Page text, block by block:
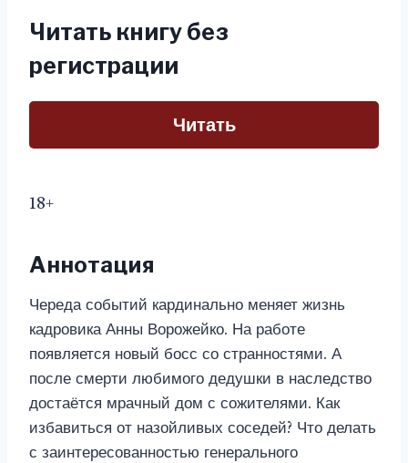
Читать книгу без
регистрации
Читать
18+
Аннотация
Череда событий кардинально меняет жизнь
кадровика Анны Ворожейко. На работе
появляется новый босс со странностями. А
после смерти любимого дедушки в наследство
достаётся мрачный дом с сожителями. Как
избавиться от назойливых соседей? Что делать
с заинтересованностью генерального